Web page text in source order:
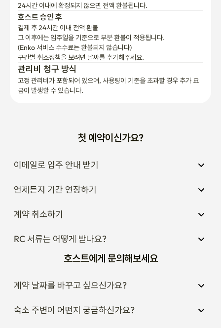
24시간 이내에 확정되지 않으면 전액 환불됩니다.
호스트 승인 후
결제 후 24시간 이내 전액 환불
그 이후에는 입주일을 기준으로 부분 환불이 적용됩니다.
(Enko 서비스 수수료는 환불되지 않습니다)
구간별 취소정책을 보려면 날짜를 추가해주세요.
관리비 청구 방식
고정 관리비가 포함되어 있으며, 사용량이 기준을 초과할 경우 추가 요
금이 발생할 수 있습니다.
첫 예약이신가요?
이메일로 입주 안내 받기
언제든지 기간 연장하기
계약 취소하기
RC 서류는 어떻게 받나요?
호스트에게 문의해보세요
계약 날짜를 바꾸고 싶으신가요?
숙소 주변이 어떤지 궁금하신가요?